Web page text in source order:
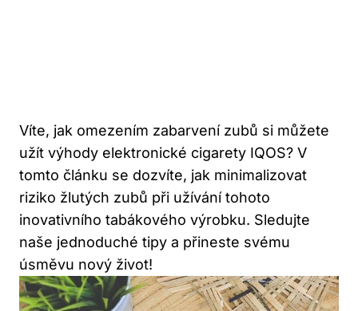
Víte, jak omezením zabarvení zubů si ‍můžete
užít výhody elektronické cigarety IQOS? V
⁢tomto článku se dozvíte, jak minimalizovat
riziko‍ žlutých zubů při‍ užívání tohoto
inovativního tabákového ⁢výrobku. ⁤Sledujte
naše jednoduché tipy a přineste svému
úsměvu nový život!